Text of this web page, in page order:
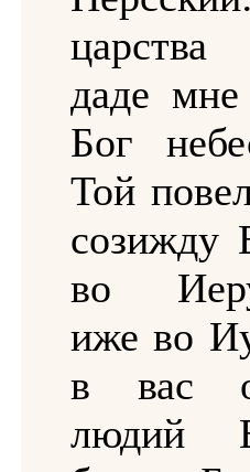
даде мне
Бог
Той
созижду
во
иже во
в вас
людий